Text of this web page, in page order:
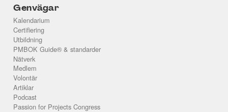
Genvägar
Kalendarium
Certifiering
Utbildning
PMBOK Guide® & standarder
Nätverk
Medlem
Volontär
Artiklar
Podcast
Passion for Projects Congress